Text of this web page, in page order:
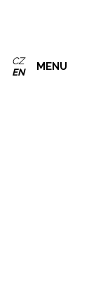
CZ
EN
MENU